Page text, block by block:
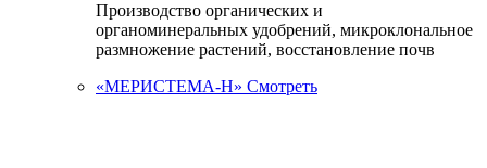
Производство органических и
органоминеральных удобрений, микроклональное
размножение растений, восстановление почв
«МЕРИСТЕМА-Н» Смотреть